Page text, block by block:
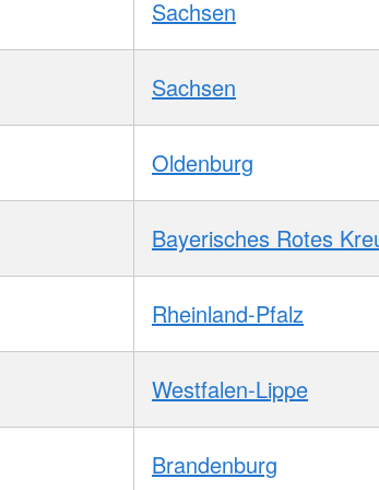
Sachsen
Sachsen
Oldenburg
Bayerisches Rotes
Rheinland-Pfalz
Westfalen-Lippe
Brandenburg